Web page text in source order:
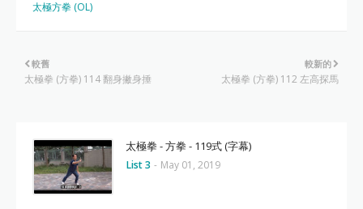
太極方拳 (OL)
較新的
太極拳 (方拳) 112 左高探馬
較舊
太極拳 (方拳) 114 翻身撇身捶
太極拳 - 方拳 - 119式 (字幕)
List 3 - May 01, 2019